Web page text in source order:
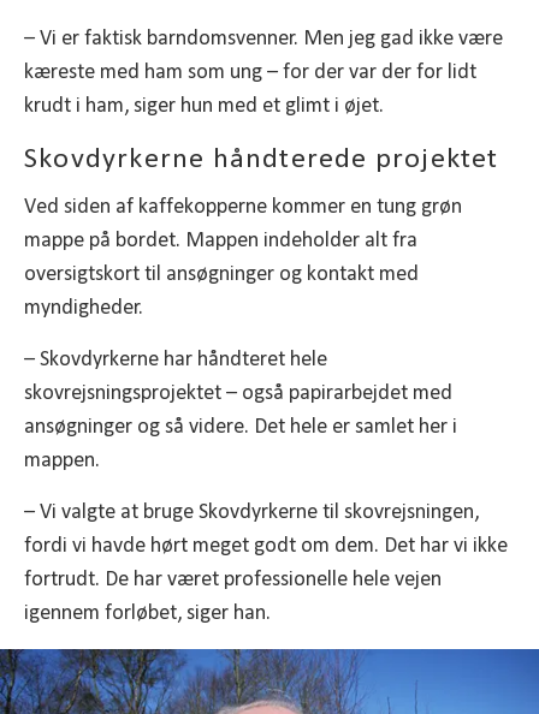
– Vi er faktisk barndomsvenner. Men jeg gad ikke være
kæreste med ham som ung – for der var der for lidt
krudt i ham, siger hun med et glimt i øjet.
Skovdyrkerne håndterede projektet
Ved siden af kaffekopperne kommer en tung grøn
mappe på bordet. Mappen indeholder alt fra
oversigtskort til ansøgninger og kontakt med
myndigheder.
– Skovdyrkerne har håndteret hele
skovrejsningsprojektet – også papirarbejdet med
ansøgninger og så videre. Det hele er samlet her i
mappen.
– Vi valgte at bruge Skovdyrkerne til skovrejsningen,
fordi vi havde hørt meget godt om dem. Det har vi ikke
fortrudt. De har været professionelle hele vejen
igennem forløbet, siger han.